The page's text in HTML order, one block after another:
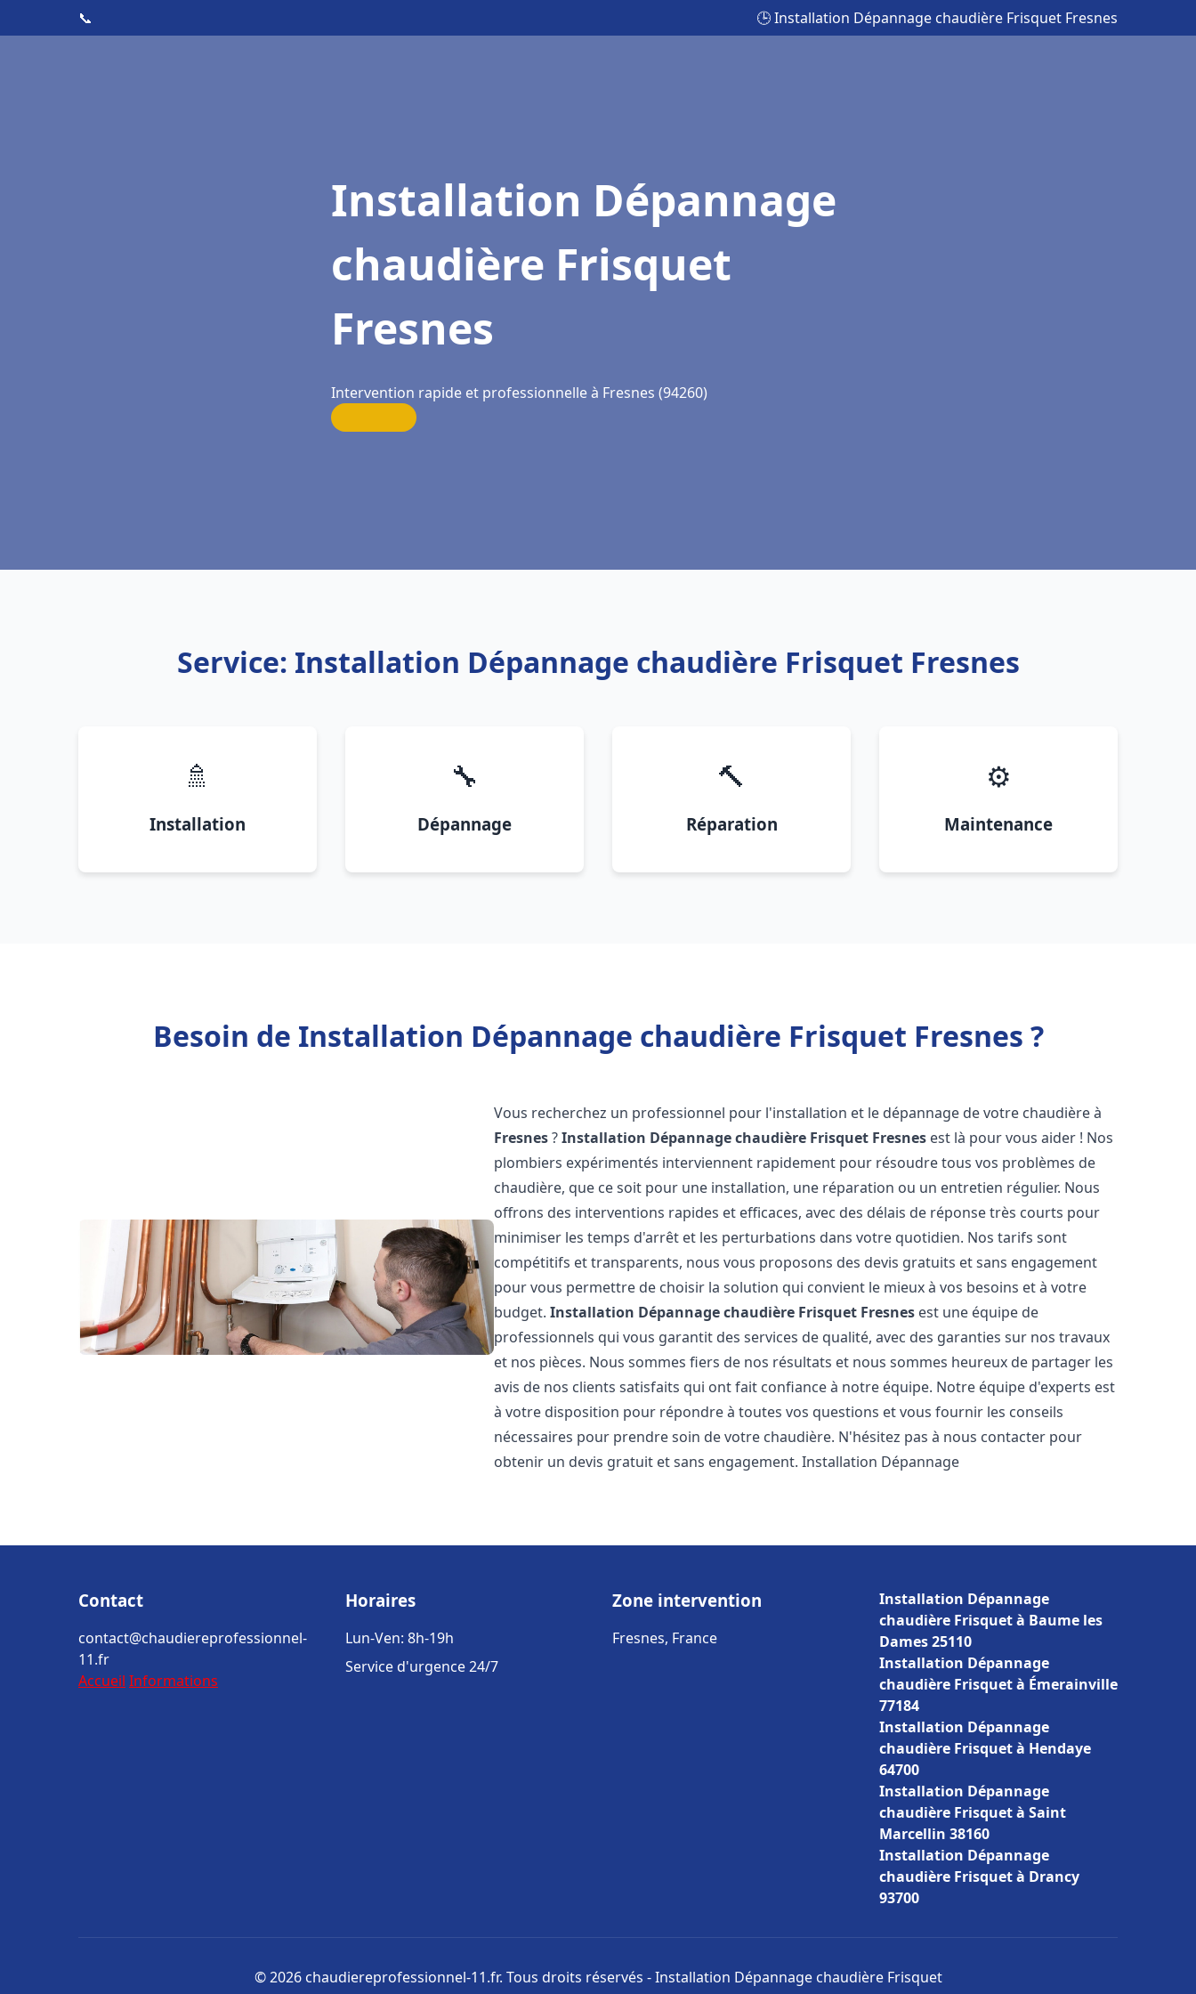
📞 🕒 Installation Dépannage chaudière Frisquet Fresnes
Installation Dépannage
chaudière Frisquet
Fresnes
Intervention rapide et professionnelle à Fresnes (94260)
Service: Installation Dépannage chaudière Frisquet Fresnes
🚿
Installation
🔧
Dépannage
🔨
Réparation
⚙️
Maintenance
Besoin de Installation Dépannage chaudière Frisquet Fresnes ?
Vous recherchez un professionnel pour l'installation et le dépannage de votre chaudière à
Fresnes?Installation Dépannage chaudière Frisquet Fresnes est là pour vous aider ! Nos
plombiers expérimentés interviennent rapidement pour résoudre tous vos problèmes de
chaudière, que ce soit pour une installation, une réparation ou un entretien régulier. Nous
offrons des interventions rapides et efficaces, avec des délais de réponse très courts pour
minimiser les temps d'arrêt et les perturbations dans votre quotidien. Nos tarifs sont
compétitifs et transparents, nous vous proposons des devis gratuits et sans engagement
pour vous permettre de choisir la solution qui convient le mieux à vos besoins et à votre
budget.Installation Dépannage chaudière Frisquet Fresnes est une équipe de
professionnels qui vous garantit des services de qualité, avec des garanties sur nos travaux
et nos pièces. Nous sommes fiers de nos résultats et nous sommes heureux de partager les
avis de nos clients satisfaits qui ont fait confiance à notre équipe. Notre équipe d'experts est
à votre disposition pour répondre à toutes vos questions et vous fournir les conseils
nécessaires pour prendre soin de votre chaudière. N'hésitez pas à nous contacter pour
obtenir un devis gratuit et sans engagement. Installation Dépannage
Contact
contact@chaudiereprofessionnel-
11.fr
Accueil Informations
Horaires
Lun-Ven: 8h-19h
Service d'urgence 24/7
Zone intervention
Fresnes, France
Installation Dépannage
chaudière Frisquet à Baume les
Dames 25110
Installation Dépannage
chaudière Frisquet à Émerainville
77184
Installation Dépannage
chaudière Frisquet à Hendaye
64700
Installation Dépannage
chaudière Frisquet à Saint
Marcellin 38160
Installation Dépannage
chaudière Frisquet à Drancy
93700
© 2026 chaudiereprofessionnel-11.fr. Tous droits réservés - Installation Dépannage chaudière Frisquet